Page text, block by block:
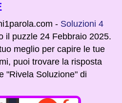
- Soluzioni 4
il puzzle 24 Febbraio 2025.
meglio per capire le tue
puoi trovare la risposta
"Rivela Soluzione" di